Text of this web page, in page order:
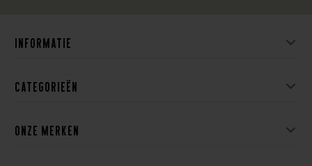
Informatie
Categorieën
Onze merken